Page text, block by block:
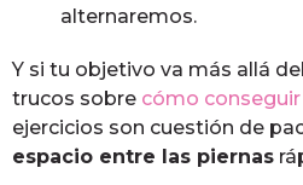
alternaremos.
Y si tu objetivo va más allá
trucos sobre cómo
ejercicios son cuestión de
espacio entre las piernas